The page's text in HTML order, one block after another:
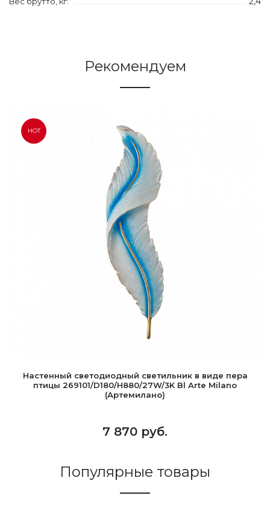
Рекомендуем
HOT
Настенный светодиодный светильник в виде пера
птицы 269101/D180/H880/27W/3K Bl Arte Milano
(Артемилано)
7 870 руб.
Популярные товары